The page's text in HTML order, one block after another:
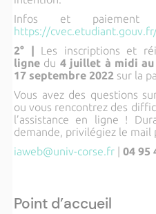
Infos et paiement
https://
2° | Les inscriptions et
ligne du 4 juillet à midi
17 septembre 2022 sur la
Vous avez des questions
ou vous rencontrez des
l’assistance en ligne !
demande, privilégiez le mail
iaweb@univ-corse.fr| 04 95
Point d’accueil